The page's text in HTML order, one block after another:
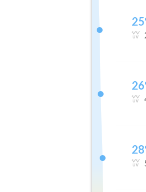
25
26
28